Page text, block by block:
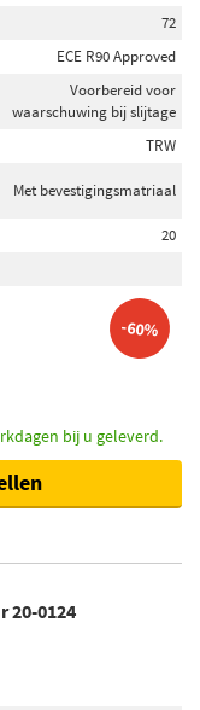
72
ECE R90 Approved
Voorbereid voor
waarschuwing bij slijtage
TRW
Met bevestigingsmatriaal
20
-60%
bij u geleverd.
20-0124